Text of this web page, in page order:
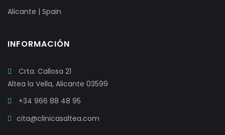
Alicante | Spain
INFORMACIÓN
Crta. Callosa 21
Altea la Vella, Alicante 03599
+34 966 88 48 95
cita@clinicasaltea.com